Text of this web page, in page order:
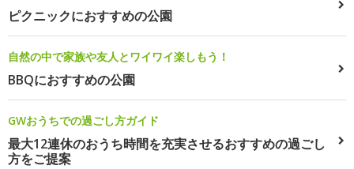
ピクニックにおすすめの公園
自然の中で家族や友人とワイワイ楽しもう！
BBQにおすすめの公園
GWおうちでの過ごし方ガイド
最大12連休のおうち時間を充実させるおすすめの過ごし
方をご提案